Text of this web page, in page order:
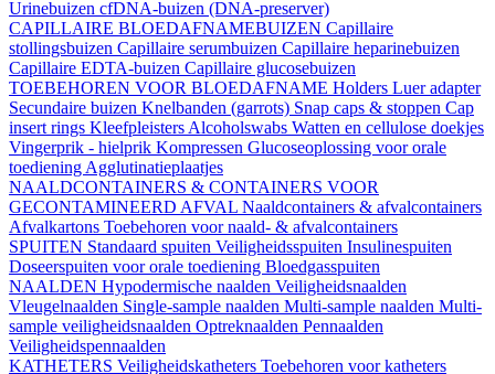
Urinebuizen cfDNA-buizen (DNA-preserver)
CAPILLAIRE BLOEDAFNAMEBUIZEN Capillaire
stollingsbuizen Capillaire serumbuizen Capillaire heparinebuizen
Capillaire EDTA-buizen Capillaire glucosebuizen
TOEBEHOREN VOOR BLOEDAFNAME Holders Luer adapter
Secundaire buizen Knelbanden (garrots) Snap caps & stoppen Cap
insert rings Kleefpleisters Alcoholswabs Watten en cellulose doekjes
Vingerprik - hielprik Kompressen Glucoseoplossing voor orale
toediening Agglutinatieplaatjes
NAALDCONTAINERS & CONTAINERS VOOR
GECONTAMINEERD AFVAL Naaldcontainers & afvalcontainers
Afvalkartons Toebehoren voor naald- & afvalcontainers
SPUITEN Standaard spuiten Veiligheidsspuiten Insulinespuiten
Doseerspuiten voor orale toediening Bloedgasspuiten
NAALDEN Hypodermische naalden Veiligheidsnaalden
Vleugelnaalden Single-sample naalden Multi-sample naalden Multi-
sample veiligheidsnaalden Optreknaalden Pennaalden
Veiligheidspennaalden
KATHETERS Veiligheidskatheters Toebehoren voor katheters